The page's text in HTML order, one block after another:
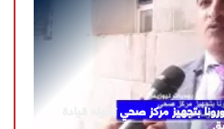
بتجهيز مركز صحي تموله قيادة